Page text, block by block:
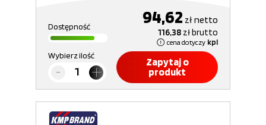
Dostępność 94,62 złnetto
116,38 złbrutto
cena dotyczy kpl
Wybierz ilość
Zapytaj o
produkt